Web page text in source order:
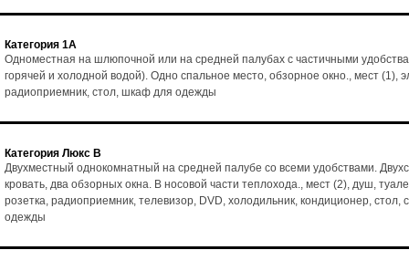
Категория 1А
Одноместная на шлюпочной или на средней палубах с частичными
горячей и холодной водой). Одно спальное место, обзорное окно., мест (1),
радиоприемник, стол, шкаф для одежды
Категория Люкс В
Двухместный однокомнатный на средней палубе со всеми удобствами.
кровать, два обзорных окна. В носовой части теплохода., мест (2), душ,
розетка, радиоприемник, телевизор, DVD, холодильник, кондиционер, стол,
одежды